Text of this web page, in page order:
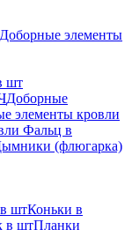
Доборные элементы
шт
Доборные
элементы кровли
Фальц в
(флюгарка)
штКоньки в
в штПланки